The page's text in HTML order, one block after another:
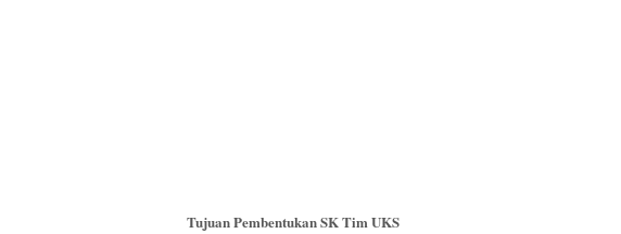
Tujuan Pembentukan SK Tim UKS